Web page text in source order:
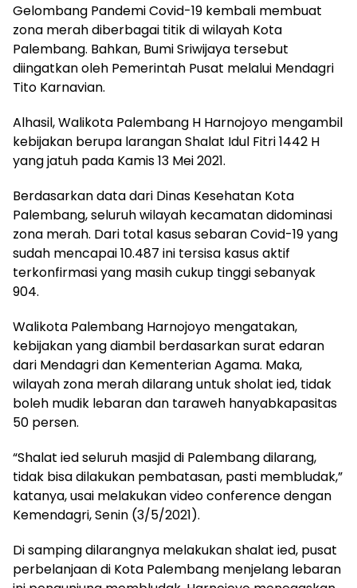
Gelombang Pandemi Covid-19 kembali membuat
zona merah diberbagai titik di wilayah Kota
Palembang. Bahkan, Bumi Sriwijaya tersebut
diingatkan oleh Pemerintah Pusat melalui Mendagri
Tito Karnavian.
Alhasil, Walikota Palembang H Harnojoyo mengambil
kebijakan berupa larangan Shalat Idul Fitri 1442 H
yang jatuh pada Kamis 13 Mei 2021.
Berdasarkan data dari Dinas Kesehatan Kota
Palembang, seluruh wilayah kecamatan didominasi
zona merah. Dari total kasus sebaran Covid-19 yang
sudah mencapai 10.487 ini tersisa kasus aktif
terkonfirmasi yang masih cukup tinggi sebanyak
904.
Walikota Palembang Harnojoyo mengatakan,
kebijakan yang diambil berdasarkan surat edaran
dari Mendagri dan Kementerian Agama. Maka,
wilayah zona merah dilarang untuk sholat ied, tidak
boleh mudik lebaran dan taraweh hanyabkapasitas
50 persen.
“Shalat ied seluruh masjid di Palembang dilarang,
tidak bisa dilakukan pembatasan, pasti membludak,”
katanya, usai melakukan video conference dengan
Kemendagri, Senin (3/5/2021).
Di samping dilarangnya melakukan shalat ied, pusat
perbelanjaan di Kota Palembang menjelang lebaran